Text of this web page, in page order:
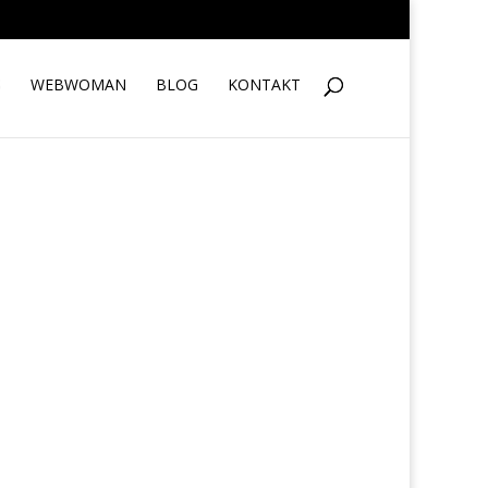
WEBWOMAN BLOG KONTAKT